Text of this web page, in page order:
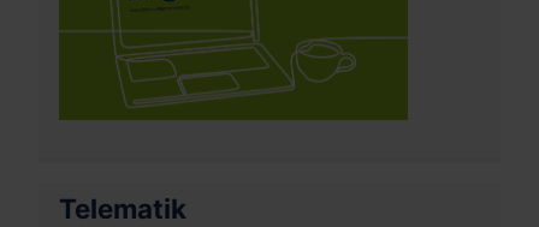
Telematik